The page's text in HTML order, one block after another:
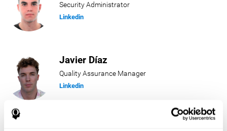
Security Administrator
Linkedin
Javier Díaz
Quality Assurance Manager
Linkedin